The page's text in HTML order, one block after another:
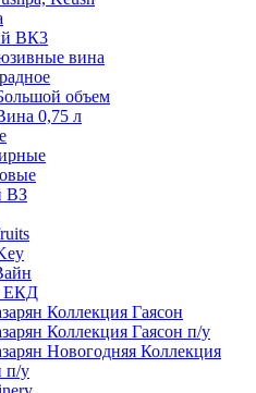
ВК3
вина
объем
0,75 л
ВЗ
ЕКД
Коллекция Гаясон
Коллекция Гаясон п/у
Новогодняя Коллекция
п/у